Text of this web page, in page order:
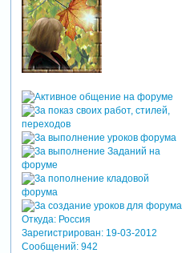
Откуда:Россия
Зарегистрирован: 19-03-2012
Сообщений:942